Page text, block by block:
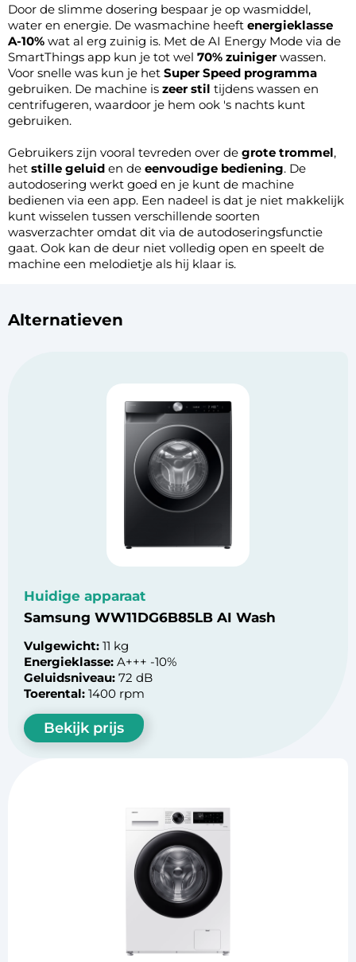
Door de slimme dosering bespaar je op wasmiddel,
water en energie. De wasmachine heeft energieklasse
A-10% wat al erg zuinig is. Met de AI Energy Mode via de
SmartThings app kun je tot wel 70% zuinigerwassen.
Voor snelle was kun je het Super Speed programma
gebruiken. De machine is zeer stil tijdens wassen en
centrifugeren, waardoor je hem ook 's nachts kunt
gebruiken.
Gebruikers zijn vooral tevreden over de grote trommel,
het stille geluid en de eenvoudige bediening. De
autodosering werkt goed en je kunt de machine
bedienen via een app. Een nadeel is dat je niet makkelijk
kunt wisselen tussen verschillende soorten
wasverzachter omdat dit via de autodoseringsfunctie
gaat. Ook kan de deur niet volledig open en speelt de
machine een melodietje als hij klaar is.
Alternatieven
Huidige apparaat
Samsung WW11DG6B85LB AI Wash
Vulgewicht: 11 kg
Energieklasse: A+++ -10%
Geluidsniveau: 72 dB
Toerental: 1400 rpm
Bekijk prijs